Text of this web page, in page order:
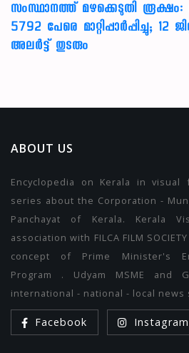
സംസ്ഥാനത്ത് മഴക്കെടുതി
5792 പേരെ മാറ്റിപ്പാർപ്പിച്ചു;
അലർട്ട് തുടരും
ABOUT US
Encyclopedia on Kerala in visual
series about the Corporation -
Panchayat of Kerala. Kerala
association with FILCA FILM
concept of Prime Minister's
Program . Udyam MSME and
international - national - local news
Facebook Instagram